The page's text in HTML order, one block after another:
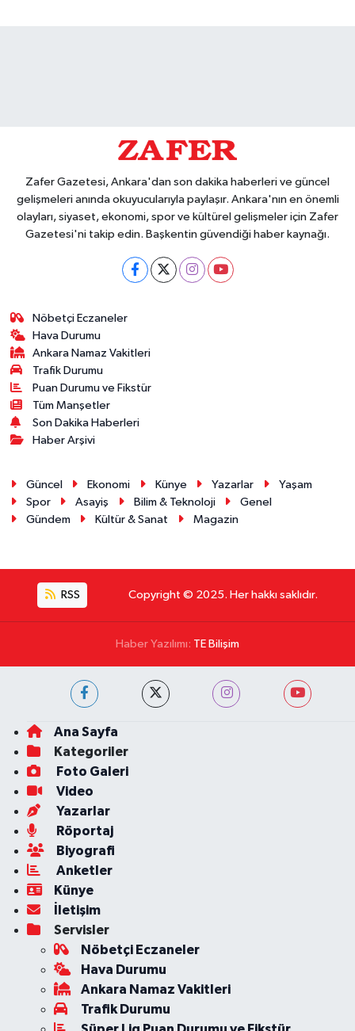
Zafer Gazetesi, Ankara'dan son dakika haberleri ve güncel
gelişmeleri anında okuyucularıyla paylaşır. Ankara'nın en önemli
olayları, siyaset, ekonomi, spor ve kültürel gelişmeler için Zafer
Gazetesi'ni takip edin. Başkentin güvendiği haber kaynağı.
Nöbetçi Eczaneler
Hava Durumu
Ankara Namaz Vakitleri
Trafik Durumu
Puan Durumu ve Fikstür
Tüm Manşetler
Son Dakika Haberleri
Haber Arşivi
Güncel Ekonomi Künye Yazarlar
Yaşam
Spor
Asayiş Bilim & Teknoloji
Genel
Gündem
Kültür & Sanat Magazin
RSS Copyright © 2025. Her hakkı saklıdır.
Haber Yazılımı: TE Bilişim
Ana Sayfa
Kategoriler
Foto Galeri
Video
Yazarlar
Röportaj
Biyografi
Anketler
Künye
İletişim
Servisler
Nöbetçi Eczaneler
Hava Durumu
Ankara Namaz Vakitleri
Trafik Durumu